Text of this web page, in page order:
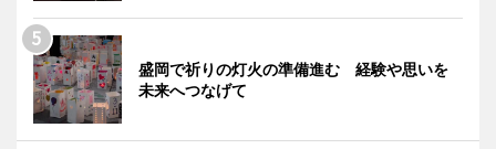
盛岡で祈りの灯火の準備進む 経験や思いを
未来へつなげて